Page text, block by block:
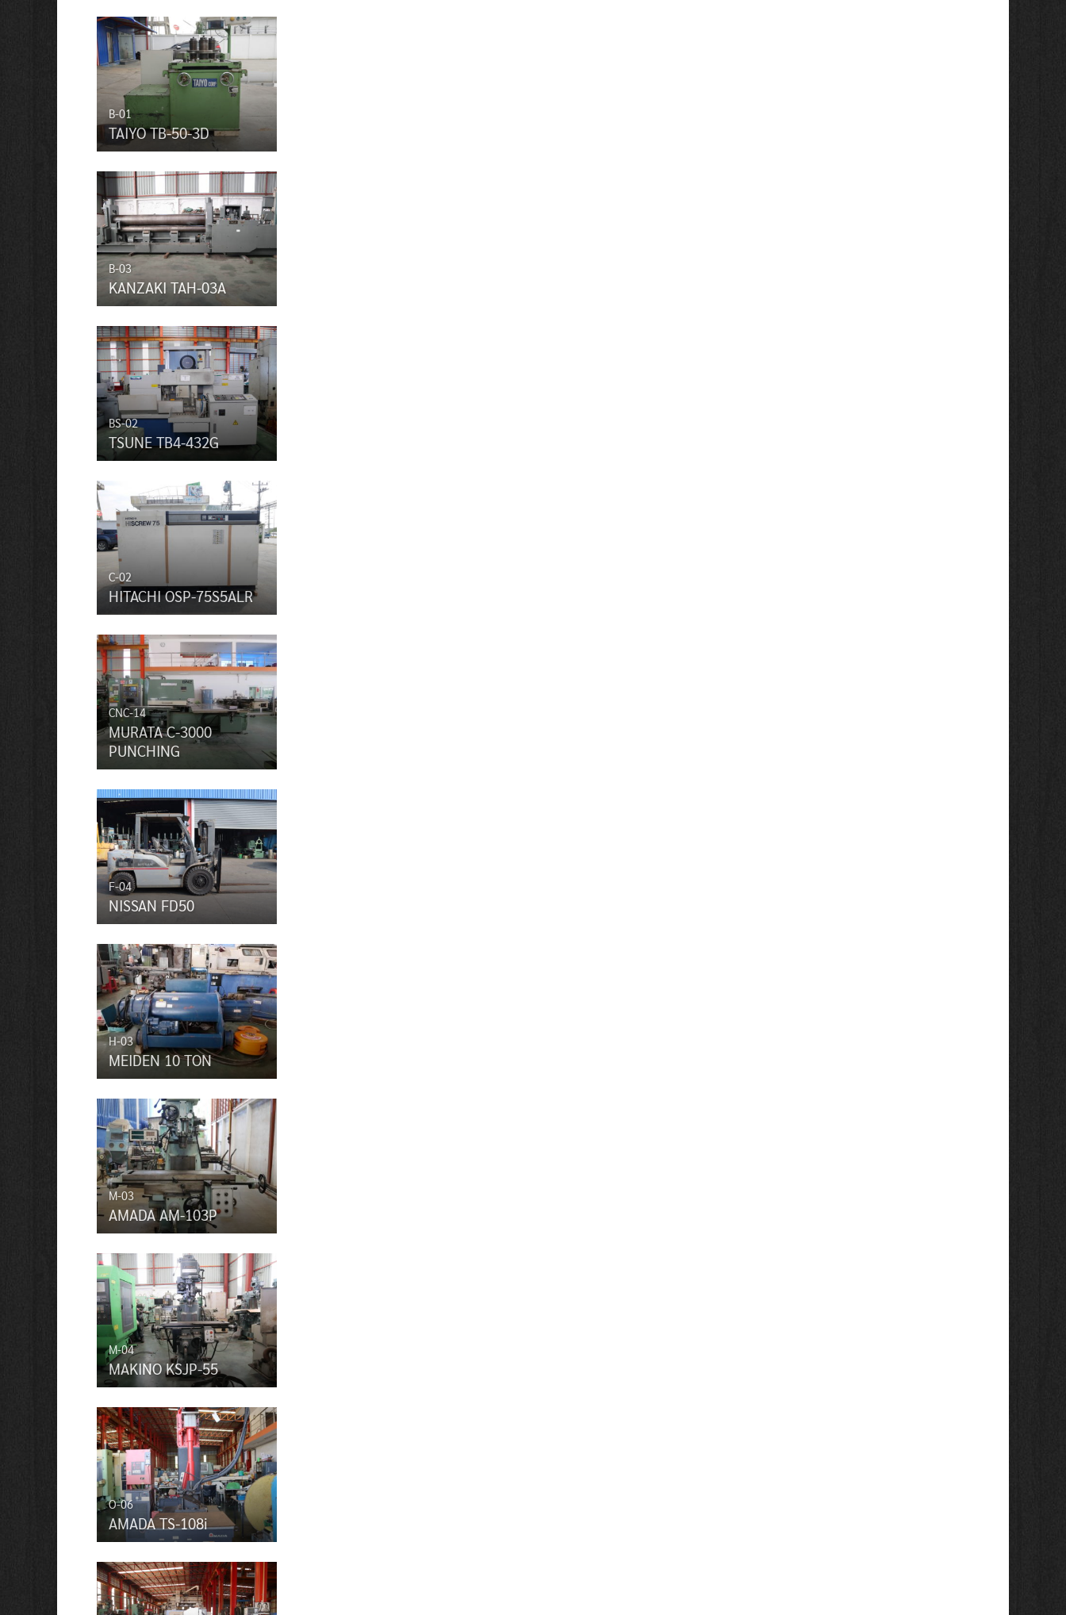
B-01
TAIYO TB-50-3D
B-03
KANZAKI TAH-03A
BS-02
TSUNE TB4-432G
C-02
HITACHI OSP-75S5ALR
CNC-14
MURATA C-3000
PUNCHING
F-04
NISSAN FD50
H-03
MEIDEN 10 TON
M-03
AMADA AM-103P
M-04
MAKINO KSJP-55
O-06
AMADA TS-108i